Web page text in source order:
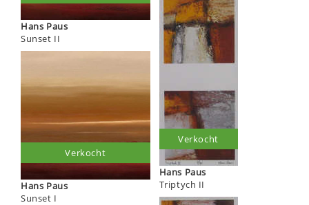
Hans Paus
Sunset II
Hans Paus
Sunset I
Verkocht
Hans Paus
Triptych II
Verkocht